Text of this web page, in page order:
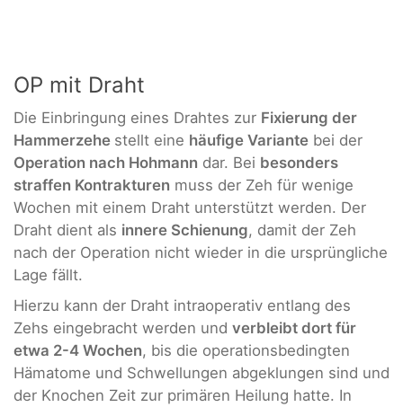
OP mit Draht
Die Einbringung eines Drahtes zur Fixierung der
Hammerzehe stellt eine häufige Variante bei der
Operation nach Hohmann dar. Bei besonders
straffen Kontrakturen muss der Zeh für wenige
Wochen mit einem Draht unterstützt werden. Der
Draht dient als innere Schienung, damit der Zeh
nach der Operation nicht wieder in die ursprüngliche
Lage fällt.
Hierzu kann der Draht intraoperativ entlang des
Zehs eingebracht werden und verbleibt dort für
etwa 2-4 Wochen, bis die operationsbedingten
Hämatome und Schwellungen abgeklungen sind und
der Knochen Zeit zur primären Heilung hatte. In